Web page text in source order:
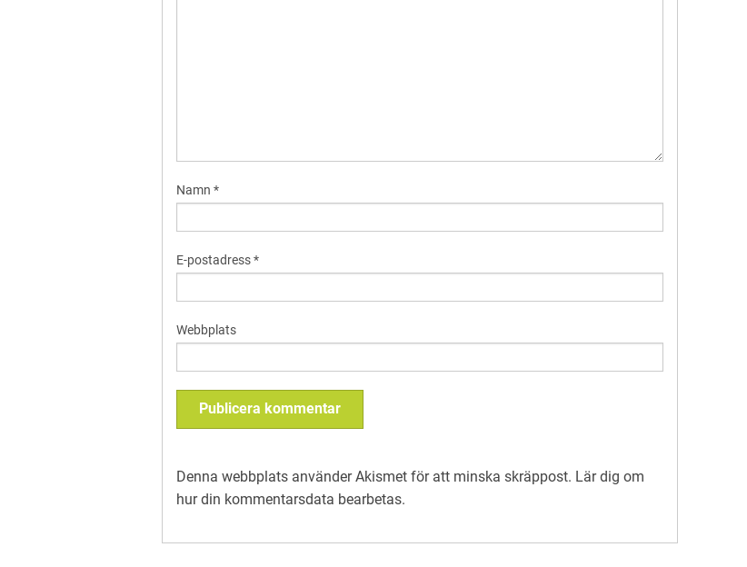
Namn *
E-postadress*
Webbplats
Denna webbplats använder Akismet för att minska skräppost. Lär dig om
hur din kommentarsdata bearbetas.